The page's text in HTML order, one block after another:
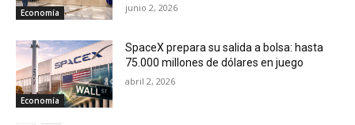
Economía junio 2, 2026
Economía
SpaceX prepara su salida a bolsa: hasta
75.000 millones de dólares en juego
abril 2, 2026